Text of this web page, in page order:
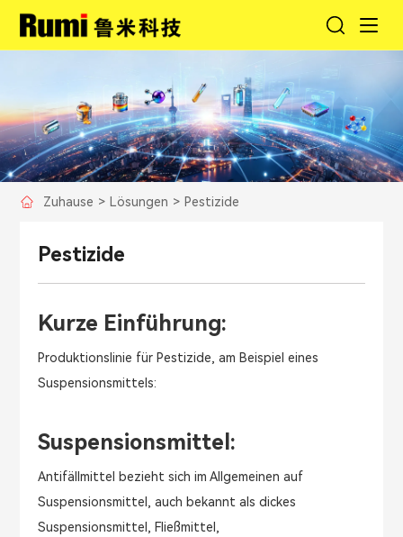
Zuhause > Lösungen > Pestizide
Pestizide
Kurze Einführung:
Produktionslinie für Pestizide, am Beispiel eines
Suspensionsmittels:
Suspensionsmittel:
Antifällmittel bezieht sich im Allgemeinen auf
Suspensionsmittel, auch bekannt als dickes
Suspensionsmittel, Fließmittel,